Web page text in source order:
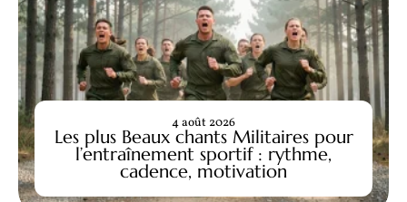
Les plus Beaux chants Militaires pour
l’entraînement sportif : rythme,
cadence, motivation
4 août 2026